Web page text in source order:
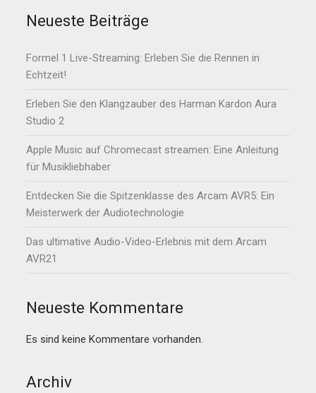
Neueste Beiträge
Formel 1 Live-Streaming: Erleben Sie die Rennen in
Echtzeit!
Erleben Sie den Klangzauber des Harman Kardon Aura
Studio 2
Apple Music auf Chromecast streamen: Eine Anleitung
für Musikliebhaber
Entdecken Sie die Spitzenklasse des Arcam AVR5: Ein
Meisterwerk der Audiotechnologie
Das ultimative Audio-Video-Erlebnis mit dem Arcam
AVR21
Neueste Kommentare
Es sind keine Kommentare vorhanden.
Archiv